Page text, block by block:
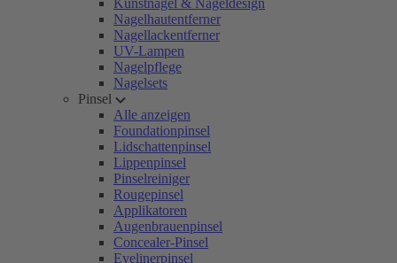
Kunstnägel & Nageldesign
Nagelhautentferner
Nagellackentferner
UV-Lampen
Nagelpflege
Nagelsets
Pinsel
Alle anzeigen
Foundationpinsel
Lidschattenpinsel
Lippenpinsel
Pinselreiniger
Rougepinsel
Applikatoren
Augenbrauenpinsel
Concealer-Pinsel
Eyelinerpinsel